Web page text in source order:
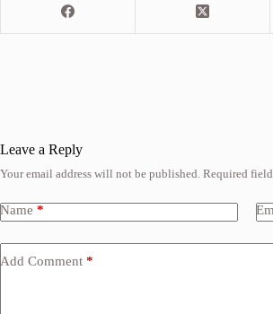
Leave a Reply
Your email address will not be published. Required
Name *
Add Comment *